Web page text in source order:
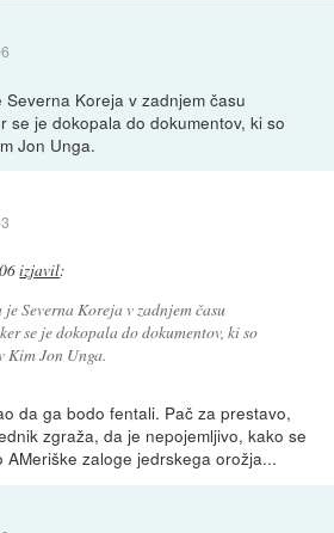
Koreja v zadnjem času
se je dokopala do dokumentov, ki so
Jon Unga.
izjavil:
Severna Koreja v zadnjem času
se je dokopala do dokumentov, ki so
Kim Jon Unga.
da ga bodo fentali. Pač za prestavo,
zgraža, da je nepojemljivo, kako se
zaloge jedrskega orožja...